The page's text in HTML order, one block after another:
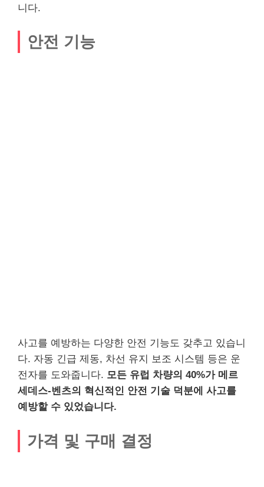
니다.
안전 기능
사고를 예방하는 다양한 안전 기능도 갖추고 있습니
다. 자동 긴급 제동, 차선 유지 보조 시스템 등은 운
전자를 도와줍니다. 모든 유럽 차량의 40%가 메르
세데스-벤츠의 혁신적인 안전 기술 덕분에 사고를
예방할 수 있었습니다.
가격 및 구매 결정